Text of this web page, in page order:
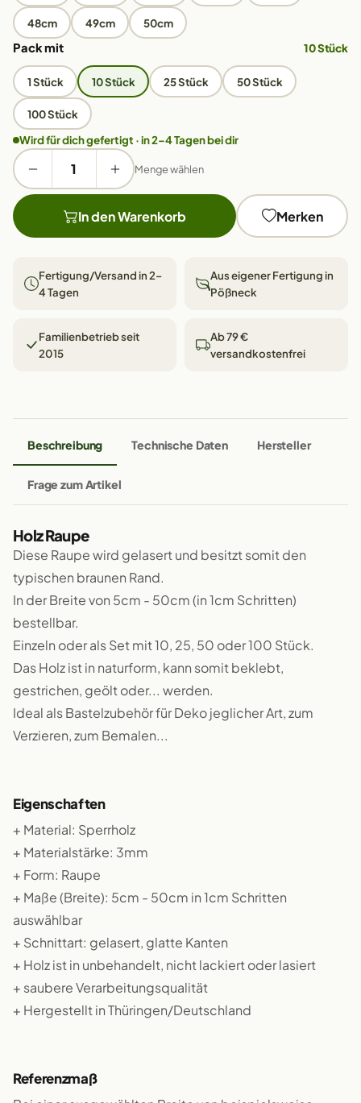
48cm 49cm 50cm
Pack mit 10 Stück
1 Stück 10 Stück 25 Stück 50 Stück
100 Stück
Wird für dich gefertigt · in 2–4 Tagen bei dir
Menge wählen
In den Warenkorb Merken
Fertigung/Versand in 2–
4 Tagen
Aus eigener Fertigung in
Pößneck
Familienbetrieb seit
2015
Ab 79 €
versandkostenfrei
Beschreibung Technische Daten Hersteller
Frage zum Artikel
Holz Raupe
Diese Raupe wird gelasert und besitzt somit den
typischen braunen Rand.
In der Breite von 5cm - 50cm (in 1cm Schritten)
bestellbar.
Einzeln oder als Set mit 10, 25, 50 oder 100 Stück.
Das Holz ist in naturform, kann somit beklebt,
gestrichen, geölt oder... werden.
Ideal als Bastelzubehör für Deko jeglicher Art, zum
Verzieren, zum Bemalen...
Eigenschaften
+ Material: Sperrholz
+ Materialstärke: 3mm
+ Form: Raupe
+ Maße (Breite): 5cm - 50cm in 1cm Schritten
auswählbar
+ Schnittart: gelasert, glatte Kanten
+ Holz ist in unbehandelt, nicht lackiert oder lasiert
+ saubere Verarbeitungsqualität
+ Hergestellt in Thüringen/Deutschland
Referenzmaß